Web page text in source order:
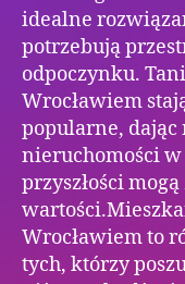
idealne
potrzebują
odpoczynku.
Wrocławiem
popularne,
nieruchomości
przyszłości
Wrocławiem to
tych, którzy